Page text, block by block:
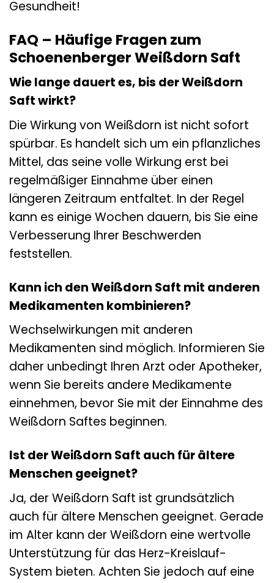
Gesundheit!
FAQ – Häufige Fragen zum
Schoenenberger Weißdorn Saft
Wie lange dauert es, bis der Weißdorn
Saft wirkt?
Die Wirkung von Weißdorn ist nicht sofort
spürbar. Es handelt sich um ein pflanzliches
Mittel, das seine volle Wirkung erst bei
regelmäßiger Einnahme über einen
längeren Zeitraum entfaltet. In der Regel
kann es einige Wochen dauern, bis Sie eine
Verbesserung Ihrer Beschwerden
feststellen.
Kann ich den Weißdorn Saft mit anderen
Medikamenten kombinieren?
Wechselwirkungen mit anderen
Medikamenten sind möglich. Informieren Sie
daher unbedingt Ihren Arzt oder Apotheker,
wenn Sie bereits andere Medikamente
einnehmen, bevor Sie mit der Einnahme des
Weißdorn Saftes beginnen.
Ist der Weißdorn Saft auch für ältere
Menschen geeignet?
Ja, der Weißdorn Saft ist grundsätzlich
auch für ältere Menschen geeignet. Gerade
im Alter kann der Weißdorn eine wertvolle
Unterstützung für das Herz-Kreislauf-
System bieten. Achten Sie jedoch auf eine